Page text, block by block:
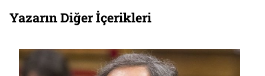
Yazarın Diğer İçerikleri